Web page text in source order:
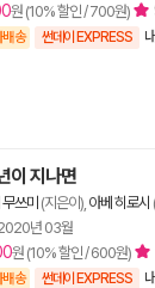
원 (10% 할인 / 700원)
배송 썬데이 EXPRESS
이 지나면
쓰미 (지은이), 아베 히로시
년 03월
원 (10% 할인 / 600원)
배송 썬데이 EXPRESS